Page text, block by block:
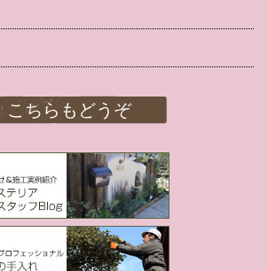
こちらもどうぞ